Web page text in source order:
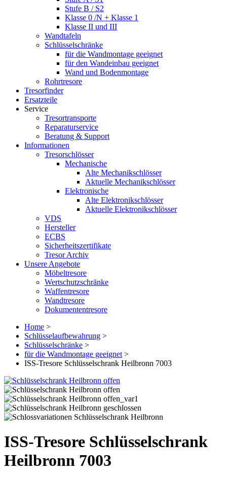
Stufe B / S2
Klasse 0 /N + Klasse 1
Klasse II und III
Wandtafeln
Schlüsselschränke
für die Wandmontage geeignet
für den Wandeinbau geeignet
Wand und Bodenmontage
Rohrtresore
Tresorfinder
Ersatzteile
Service
Tresortransporte
Reparaturservice
Beratung & Support
Informationen
Tresorschlösser
Mechanische
Alte Mechanikschlösser
Aktuelle Mechanikschlösser
Elektronische
Alte Elektronikschlösser
Aktuelle Elektronikschlösser
VDS
Hersteller
ECBS
Sicherheitszertifikate
Tresor Archiv
Unsere Angebote
Möbeltresore
Wertschutzschränke
Waffentresore
Wandtresore
Dokumententresore
Home >
Schlüsselaufbewahrung >
Schlüsselschränke >
für die Wandmontage geeignet >
ISS-Tresore Schlüsselschrank Heilbronn 7003
ISS-Tresore Schlüsselschrank
Heilbronn 7003